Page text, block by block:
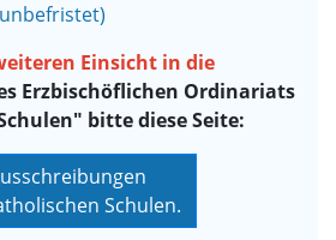
Einsicht in die
Erzbischöflichen Ordinariats
bitte diese Seite:
Schulen.